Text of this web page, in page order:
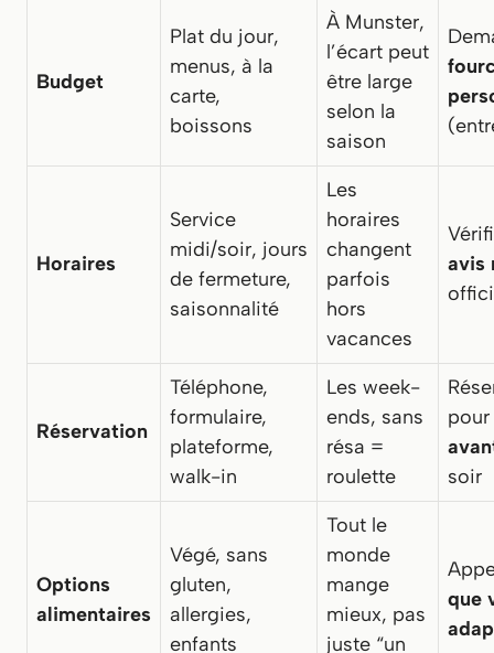
Budget
Plat du jour,
menus, à la
carte,
boissons
À Munster,
l’écart peut
être large
selon la
saison
Horaires
Service
midi/soir, jours
de fermeture,
saisonnalité
Les
horaires
changent
parfois
hors
vacances
avis
Réservation
Téléphone,
formulaire,
plateforme,
walk-in
Les week-
ends, sans
résa =
roulette
soir
Options
alimentaires
Végé, sans
gluten,
allergies,
enfants
Tout le
monde
mange
mieux, pas
juste “un
que